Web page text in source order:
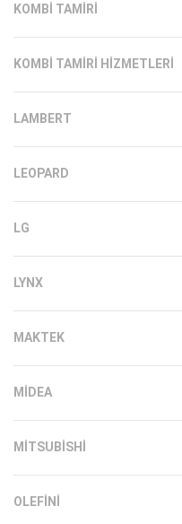
KOMBI TAMIRI
KOMBI TAMIRI HIZMETLERI
LAMBERT
LEOPARD
LG
LYNX
MAKTEK
MIDEA
MITSUBISHI
OLEFINI